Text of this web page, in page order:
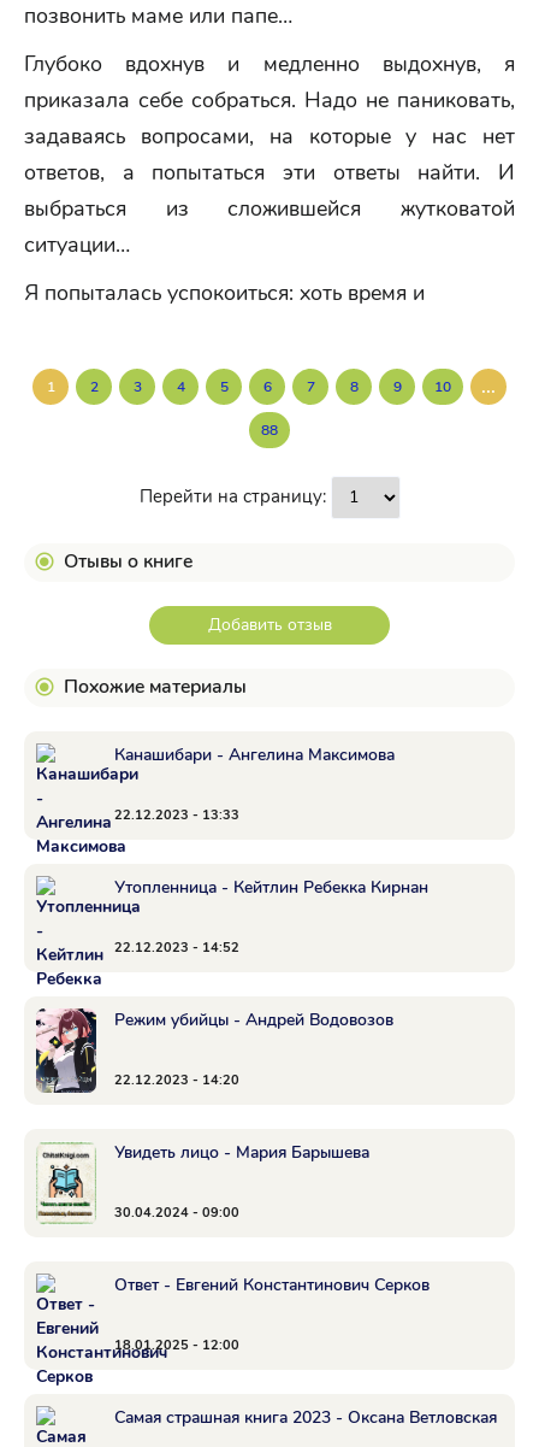
позвонить маме или папе…
Глубоко вдохнув и медленно выдохнув, я
приказала себе собраться. Надо не паниковать,
задаваясь вопросами, на которые у нас нет
ответов, а попытаться эти ответы найти. И
выбраться из сложившейся жутковатой
ситуации…
Я попыталась успокоиться: хоть время и
1 2 3 4 5 6 7 8 9 10 ...
88
Перейти на страницу:
Отывы о книге
Добавить отзыв
Похожие материалы
Канашибари - Ангелина Максимова
22.12.2023 - 13:33
Утопленница - Кейтлин Ребекка Кирнан
22.12.2023 - 14:52
Режим убийцы - Андрей Водовозов
22.12.2023 - 14:20
Увидеть лицо - Мария Барышева
30.04.2024 - 09:00
Ответ - Евгений Константинович Серков
18.01.2025 - 12:00
Самая страшная книга 2023 - Оксана Ветловская